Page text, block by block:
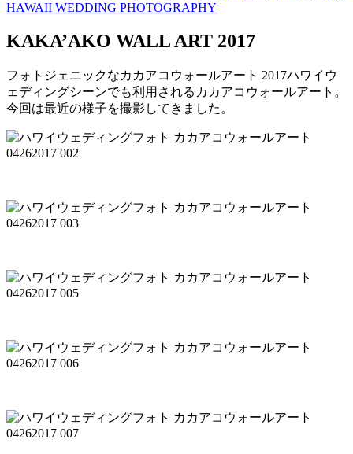
HAWAII WEDDING PHOTOGRAPHY
KAKA’AKO WALL ART 2017
フォトジェニックなカカアコウォールアート 2017ハワイウ
ェディングシーンでも利用されるカカアコウォールアート。
今回は最近の様子を撮影してきました。